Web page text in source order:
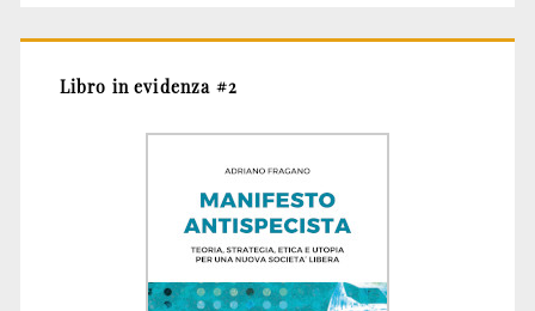
Libro in evidenza #2